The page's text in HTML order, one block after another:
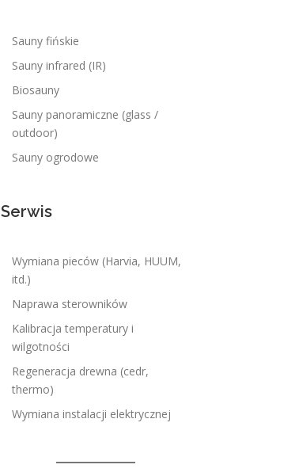
Sauny fińskie
Sauny infrared (IR)
Biosauny
Sauny panoramiczne (glass /
outdoor)
Sauny ogrodowe
Serwis
Wymiana pieców (Harvia, HUUM,
itd.)
Naprawa sterowników
Kalibracja temperatury i
wilgotności
Regeneracja drewna (cedr,
thermo)
Wymiana instalacji elektrycznej